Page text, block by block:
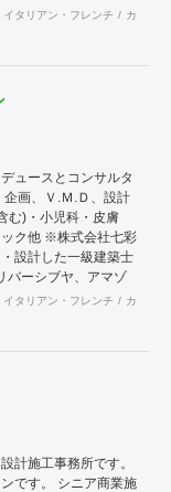
が手がけるのは建築
イタリアン・フレンチ カフェ
ュースとコンサルタ
画、Ｖ.Ｍ.Ｄ、設計
む)・小児科・皮膚
ク他 ※株式会社七彩
設計した一級建築士
ーシブヤ、アマゾ
い他 物販 アパレル
ィス、サウナ等
jp.com 実績
株式会社アービック
イタリアン・フレンチ カフェ
計施工事務所です。
です。 シニア商業施